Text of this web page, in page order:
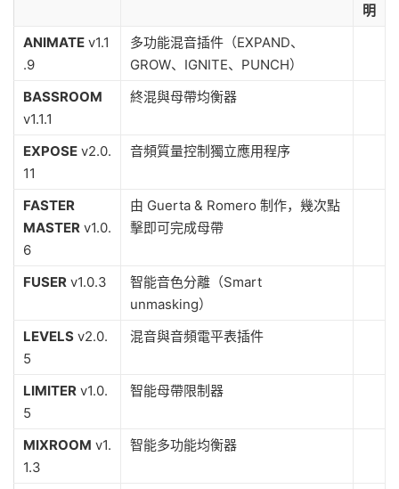
明
ANIMATE v1.1
.9
多功能混音插件（EXPAND、
GROW、IGNITE、PUNCH）
BASSROOM
v1.1.1
終混與母帶均衡器
EXPOSE v2.0.
11
音頻質量控制獨立應用程序
FASTER
MASTER v1.0.
6
由 Guerta & Romero 制作，幾次點
擊即可完成母帶
FUSER v1.0.3
智能音色分離（Smart
unmasking）
LEVELS v2.0.
5
混音與音頻電平表插件
LIMITER v1.0.
5
智能母帶限制器
MIXROOM v1.
1.3
智能多功能均衡器